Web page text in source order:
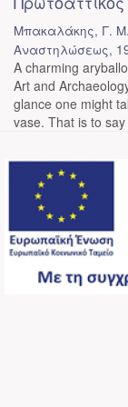
Μπακαλάκης, Γ. Μ.
Αναστηλώσεως,
A charming
Art and
glance one might
vase. That is to say